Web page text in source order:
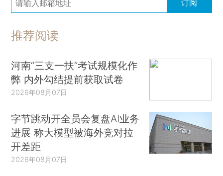
订阅
推荐阅读
河南“三支一扶”考试规模化作
弊 内外勾结提前获取试卷
2026年08月07日
字节跳动开全员会复盘AI业务
进展 称大模型被海外竞对拉
开差距
2026年08月07日